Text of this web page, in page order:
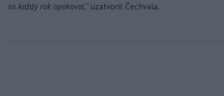
sa každý rok opakoval,“ uzatvoril Čechvala.